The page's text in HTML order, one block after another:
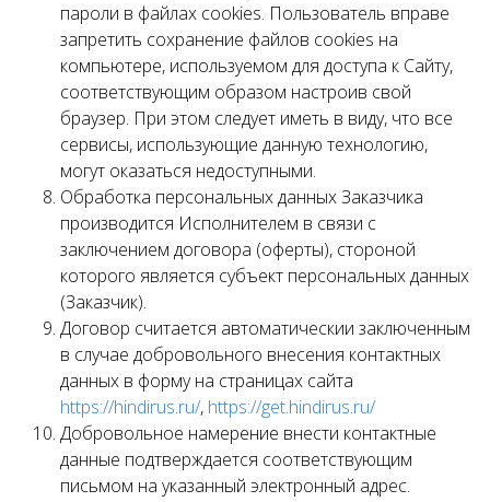
пароли в файлах cookies. Пользователь вправе
запретить сохранение файлов cookies на
компьютере, используемом для доступа к Сайту,
соответствующим образом настроив свой
браузер. При этом следует иметь в виду, что все
сервисы, использующие данную технологию,
могут оказаться недоступными.
Обработка персональных данных Заказчика
производится Исполнителем в связи с
заключением договора (оферты), стороной
которого является субъект персональных данных
(Заказчик).
Договор считается автоматическии заключенным
в случае добровольного внесения контактных
данных в форму на страницах сайта
https://hindirus.ru/, https://get.hindirus.ru/
Добровольное намерение внести контактные
данные подтверждается соответствующим
письмом на указанный электронный адрес.